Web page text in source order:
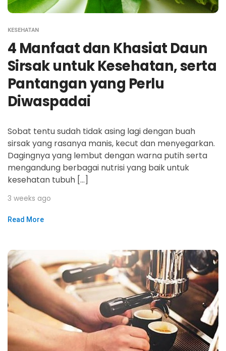
KESEHATAN
4 Manfaat dan Khasiat Daun
Sirsak untuk Kesehatan, serta
Pantangan yang Perlu
Diwaspadai
Sobat tentu sudah tidak asing lagi dengan buah
sirsak yang rasanya manis, kecut dan menyegarkan.
Dagingnya yang lembut dengan warna putih serta
mengandung berbagai nutrisi yang baik untuk
kesehatan tubuh […]
3 weeks ago
Read More